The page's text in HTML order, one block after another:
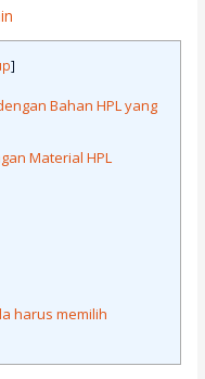
]
Bahan HPL yang
Material HPL
harus memilih